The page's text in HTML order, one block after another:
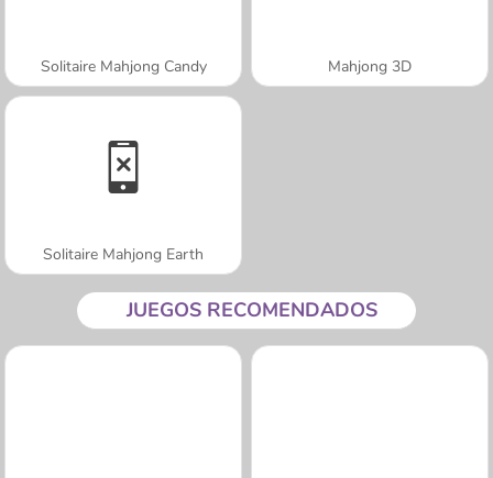
Solitaire Mahjong Candy Mahjong 3D
Solitaire Mahjong Earth
JUEGOS RECOMENDADOS